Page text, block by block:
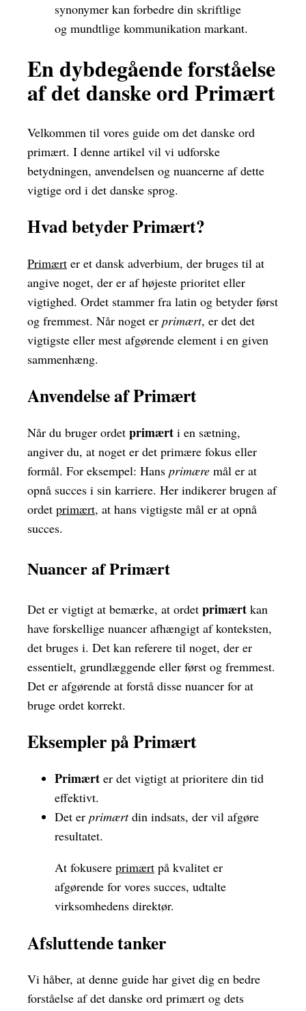
synonymer kan forbedre din skriftlige
og mundtlige kommunikation markant.
En dybdegående forståelse
af det danske ord Primært
Velkommen til vores guide om det danske ord
primært. I denne artikel vil vi udforske
betydningen, anvendelsen og nuancerne af dette
vigtige ord i det danske sprog.
Hvad betyder Primært?
Primært er et dansk adverbium, der bruges til at
angive noget, der er af højeste prioritet eller
vigtighed. Ordet stammer fra latin og betyder først
og fremmest. Når noget er primært, er det det
vigtigste eller mest afgørende element i en given
sammenhæng.
Anvendelse af Primært
Når du bruger ordet primært i en sætning,
angiver du, at noget er det primære fokus eller
formål. For eksempel: Hans primære mål er at
opnå succes i sin karriere. Her indikerer brugen af
ordet primært, at hans vigtigste mål er at opnå
succes.
Nuancer af Primært
Det er vigtigt at bemærke, at ordet primært kan
have forskellige nuancer afhængigt af konteksten,
det bruges i. Det kan referere til noget, der er
essentielt, grundlæggende eller først og fremmest.
Det er afgørende at forstå disse nuancer for at
bruge ordet korrekt.
Eksempler på Primært
Primært er det vigtigt at prioritere din tid
effektivt.
Det er primærtdin indsats, der vil afgøre
resultatet.
At fokusere primært på kvalitet er
afgørende for vores succes, udtalte
virksomhedens direktør.
Afsluttende tanker
Vi håber, at denne guide har givet dig en bedre
forståelse af det danske ord primært og dets